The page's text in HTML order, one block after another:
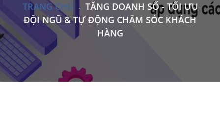
TRANG CHỦ -
TĂNG DOANH SỐ - TỐI ƯU
ĐỘI NGŨ & TỰ ĐỘNG CHĂM SÓC KHÁCH
HÀNG